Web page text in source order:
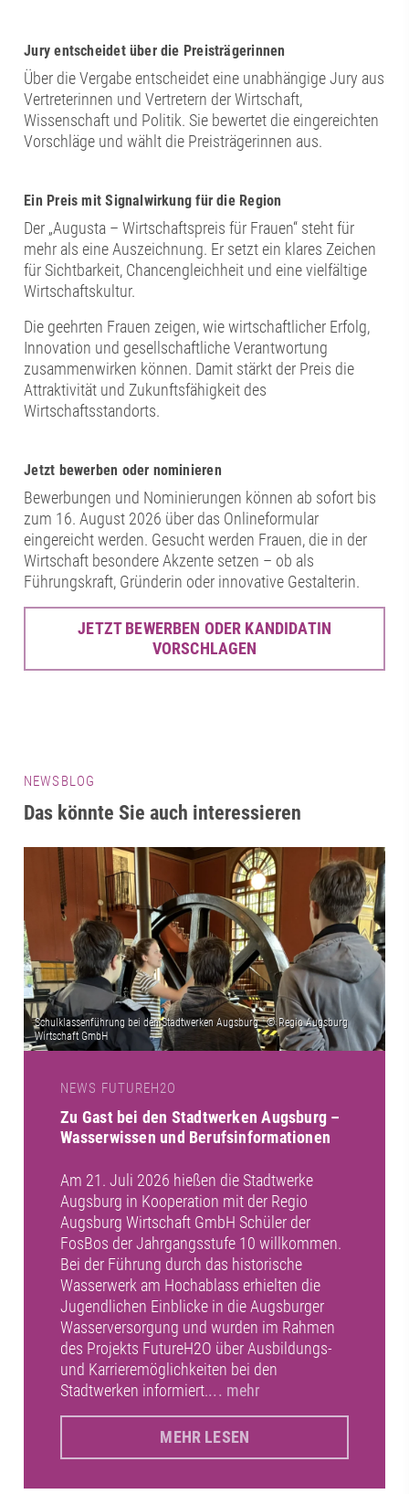
Jury entscheidet über die Preisträgerinnen
Über die Vergabe entscheidet eine unabhängige Jury aus
Vertreterinnen und Vertretern der Wirtschaft,
Wissenschaft und Politik. Sie bewertet die eingereichten
Vorschläge und wählt die Preisträgerinnen aus.
Ein Preis mit Signalwirkung für die Region
Der „Augusta – Wirtschaftspreis für Frauen“ steht für
mehr als eine Auszeichnung. Er setzt ein klares Zeichen
für Sichtbarkeit, Chancengleichheit und eine vielfältige
Wirtschaftskultur.
Die geehrten Frauen zeigen, wie wirtschaftlicher Erfolg,
Innovation und gesellschaftliche Verantwortung
zusammenwirken können. Damit stärkt der Preis die
Attraktivität und Zukunftsfähigkeit des
Wirtschaftsstandorts.
Jetzt bewerben oder nominieren
Bewerbungen und Nominierungen können ab sofort bis
zum 16. August 2026 über das Onlineformular
eingereicht werden. Gesucht werden Frauen, die in der
Wirtschaft besondere Akzente setzen – ob als
Führungskraft, Gründerin oder innovative Gestalterin.
JETZT BEWERBEN ODER KANDIDATIN
VORSCHLAGEN
NEWSBLOG
Das könnte Sie auch interessieren
NEWS FUTUREH2O
Zu Gast bei den Stadtwerken Augsburg –
Wasserwissen und Berufsinformationen
Am 21. Juli 2026 hießen die Stadtwerke
Augsburg in Kooperation mit der Regio
Augsburg Wirtschaft GmbH Schüler der
FosBos der Jahrgangsstufe 10 willkommen.
Bei der Führung durch das historische
Wasserwerk am Hochablass erhielten die
Jugendlichen Einblicke in die Augsburger
Wasserversorgung und wurden im Rahmen
des Projekts FutureH2O über Ausbildungs-
und Karrieremöglichkeiten bei den
Stadtwerken informiert.... mehr
MEHR LESEN